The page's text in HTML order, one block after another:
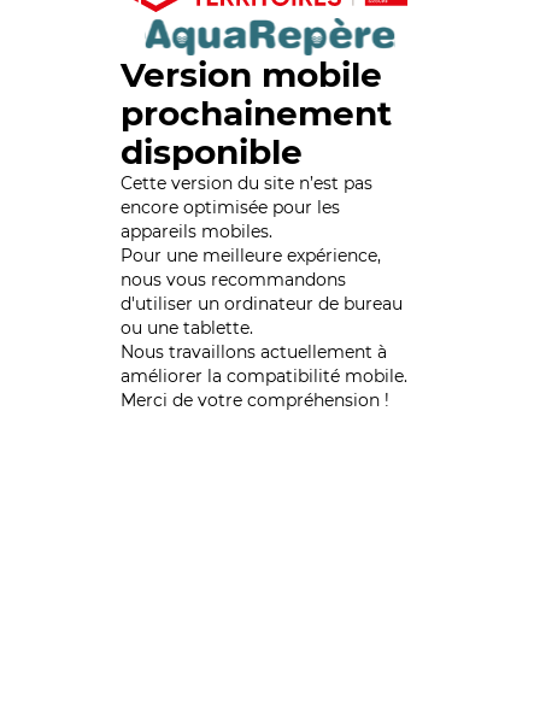
Version mobile
prochainement
disponible
Cette version du site n’est pas
encore optimisée pour les
appareils mobiles.
Pour une meilleure expérience,
nous vous recommandons
d'utiliser un ordinateur de bureau
ou une tablette.
Nous travaillons actuellement à
améliorer la compatibilité mobile.
Merci de votre compréhension !